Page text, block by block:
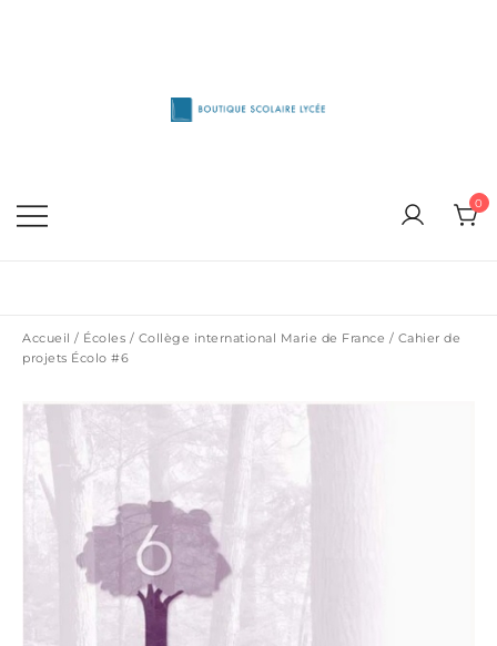
0
Accueil / Écoles / Collège international Marie de France / Cahier de
projets Écolo #6